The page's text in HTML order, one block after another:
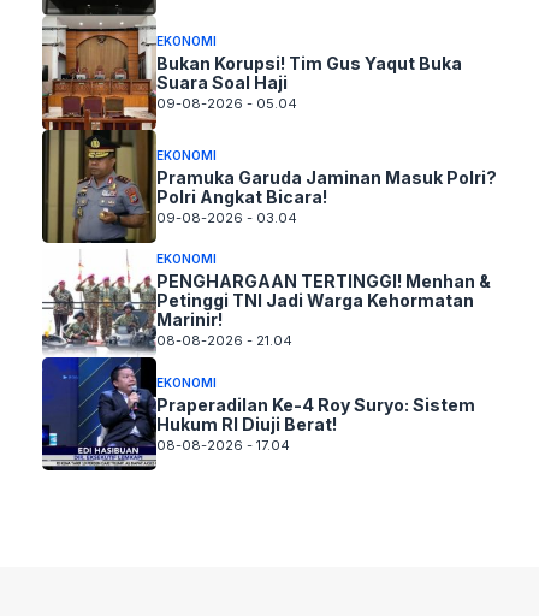
EKONOMI
Bukan Korupsi! Tim Gus Yaqut Buka
Suara Soal Haji
09-08-2026 - 05.04
EKONOMI
Pramuka Garuda Jaminan Masuk Polri?
Polri Angkat Bicara!
09-08-2026 - 03.04
EKONOMI
PENGHARGAAN TERTINGGI! Menhan &
Petinggi TNI Jadi Warga Kehormatan
Marinir!
08-08-2026 - 21.04
EKONOMI
Praperadilan Ke-4 Roy Suryo: Sistem
Hukum RI Diuji Berat!
08-08-2026 - 17.04